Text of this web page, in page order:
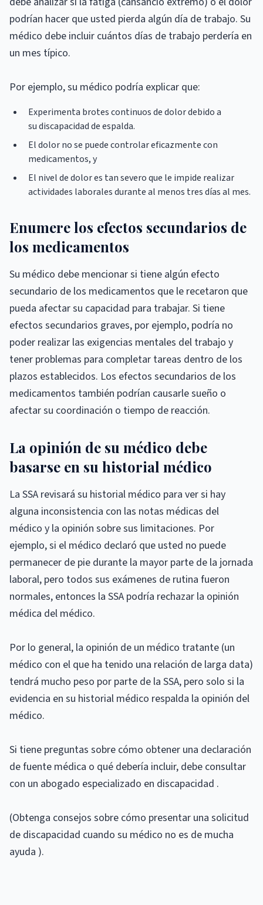
podrían hacer que usted pierda algún día de trabajo. Su
médico debe incluir cuántos días de trabajo perdería en
un mes típico.
Por ejemplo, su médico podría explicar que:
Experimenta brotes continuos de dolor debido a
su discapacidad de espalda.
El dolor no se puede controlar eficazmente con
medicamentos, y
El nivel de dolor es tan severo que le impide realizar
actividades laborales durante al menos tres días al mes.
Enumere los efectos secundarios de
los medicamentos
Su médico debe mencionar si tiene algún efecto
secundario de los medicamentos que le recetaron que
pueda afectar su capacidad para trabajar. Si tiene
efectos secundarios graves, por ejemplo, podría no
poder realizar las exigencias mentales del trabajo y
tener problemas para completar tareas dentro de los
plazos establecidos. Los efectos secundarios de los
medicamentos también podrían causarle sueño o
afectar su coordinación o tiempo de reacción.
La opinión de su médico debe
basarse en su historial médico
La SSA revisará su historial médico para ver si hay
alguna inconsistencia con las notas médicas del
médico y la opinión sobre sus limitaciones. Por
ejemplo, si el médico declaró que usted no puede
permanecer de pie durante la mayor parte de la jornada
laboral, pero todos sus exámenes de rutina fueron
normales, entonces la SSA podría rechazar la opinión
médica del médico.
Por lo general, la opinión de un médico tratante (un
médico con el que ha tenido una relación de larga data)
tendrá mucho peso por parte de la SSA, pero solo si la
evidencia en su historial médico respalda la opinión del
médico.
Si tiene preguntas sobre cómo obtener una declaración
de fuente médica o qué debería incluir, debe consultar
con un abogado especializado en discapacidad .
(Obtenga consejos sobre cómo presentar una solicitud
de discapacidad cuando su médico no es de mucha
ayuda ).